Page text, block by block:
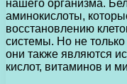
нашего организма.
аминокислоты,
восстановлению
системы. Но не
они также являются
кислот, витаминов и